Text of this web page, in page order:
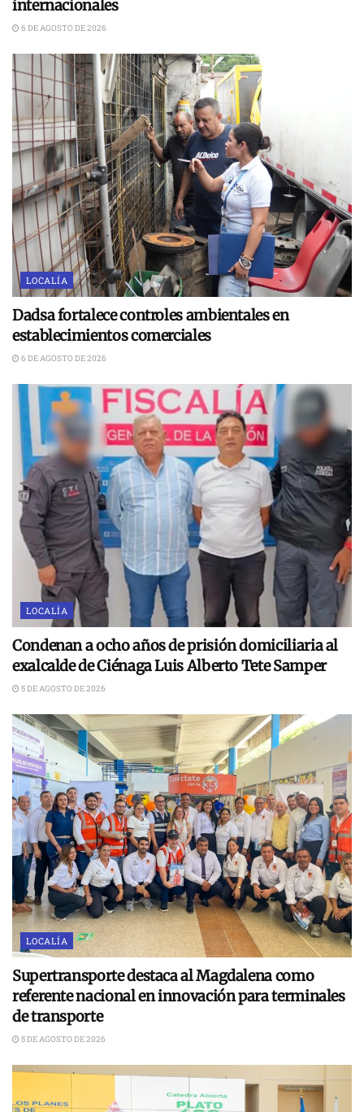
internacionales
6 DE AGOSTO DE 2026
LOCALÍA
Dadsa fortalece controles ambientales en
establecimientos comerciales
6 DE AGOSTO DE 2026
LOCALÍA
Condenan a ocho años de prisión domiciliaria al
exalcalde de Ciénaga Luis Alberto Tete Samper
5 DE AGOSTO DE 2026
LOCALÍA
Supertransporte destaca al Magdalena como
referente nacional en innovación para terminales
de transporte
5 DE AGOSTO DE 2026